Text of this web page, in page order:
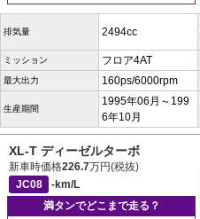
排気量 2494cc
ミッション フロア4AT
最大出力 160ps/6000rpm
生産期間
1995年06月～199
6年10月
XL-T ディーゼルターボ
新車時価格226.7万円(税抜)
JC08
-km/L
満タンでどこまで走る？